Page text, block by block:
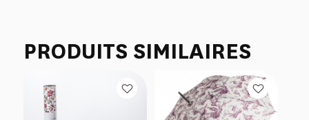
PRODUITS SIMILAIRES